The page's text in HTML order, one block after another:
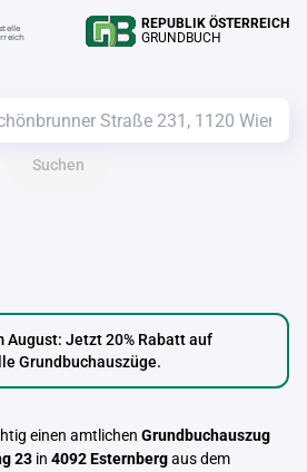
REPUBLIK ÖSTERREICH
GRUNDBUCH
Suchen
August: Jetzt 20% Rabatt auf
Grundbuchauszüge.
einen amtlichen Grundbuchauszug
23 in 4092 Esternbergaus dem